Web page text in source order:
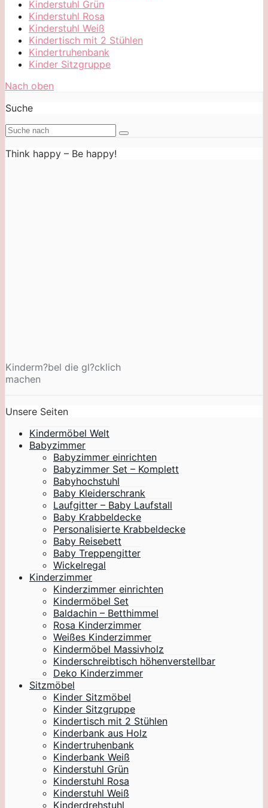
Kinderstuhl Grün
Kinderstuhl Rosa
Kinderstuhl Weiß
Kindertisch mit 2 Stühlen
Kindertruhenbank
Kinder Sitzgruppe
Nach oben
Suche
Think happy – Be happy!
Kinderm?bel die gl?cklich
machen
Unsere Seiten
Kindermöbel Welt
Babyzimmer
Babyzimmer einrichten
Babyzimmer Set – Komplett
Babyhochstuhl
Baby Kleiderschrank
Laufgitter – Baby Laufstall
Baby Krabbeldecke
Personalisierte Krabbeldecke
Baby Reisebett
Baby Treppengitter
Wickelregal
Kinderzimmer
Kinderzimmer einrichten
Kindermöbel Set
Baldachin – Betthimmel
Rosa Kinderzimmer
Weißes Kinderzimmer
Kindermöbel Massivholz
Kinderschreibtisch höhenverstellbar
Deko Kinderzimmer
Sitzmöbel
Kinder Sitzmöbel
Kinder Sitzgruppe
Kindertisch mit 2 Stühlen
Kinderbank aus Holz
Kindertruhenbank
Kinderbank Weiß
Kinderstuhl Grün
Kinderstuhl Rosa
Kinderstuhl Weiß
Kinderdrehstuhl